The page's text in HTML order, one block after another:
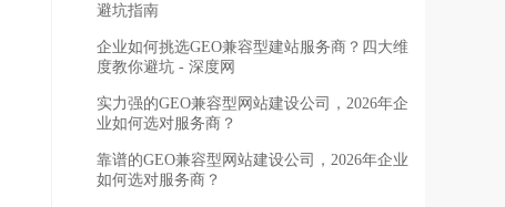
避坑指南
企业如何挑选GEO兼容型建站服务商？四大维
度教你避坑 - 深度网
实力强的GEO兼容型网站建设公司，2026年企
业如何选对服务商？
靠谱的GEO兼容型网站建设公司，2026年企业
如何选对服务商？